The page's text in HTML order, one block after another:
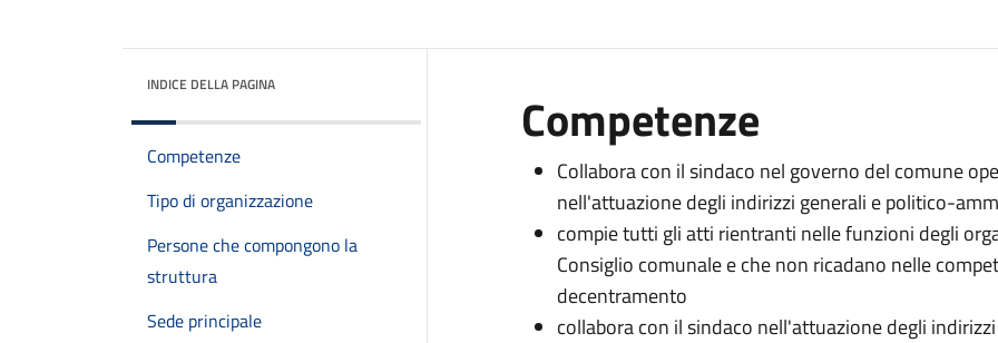
INDICE DELLA PAGINA
Competenze
Tipo di organizzazione
Persone che compongono la
struttura
Sede principale
Competenze
Collabora con il sindaco nel governo del comune
nell'attuazione degli indirizzi generali e politico-
compie tutti gli atti rientranti nelle funzioni degli
Consiglio comunale e che non ricadano nelle
decentramento
collabora con il sindaco nell'attuazione degli